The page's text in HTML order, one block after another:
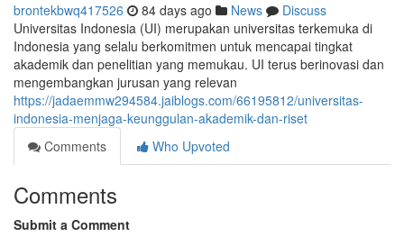
brontekbwq417526 84 days ago News
Discuss
Universitas Indonesia (UI) merupakan universitas terkemuka di
Indonesia yang selalu berkomitmen untuk mencapai tingkat
akademik dan penelitian yang memukau. UI terus berinovasi dan
mengembangkan jurusan yang relevan
https://jadaemmw294584.jaiblogs.com/66195812/universitas-
indonesia-menjaga-keunggulan-akademik-dan-riset
Comments
Who Upvoted
Comments
Submit a Comment